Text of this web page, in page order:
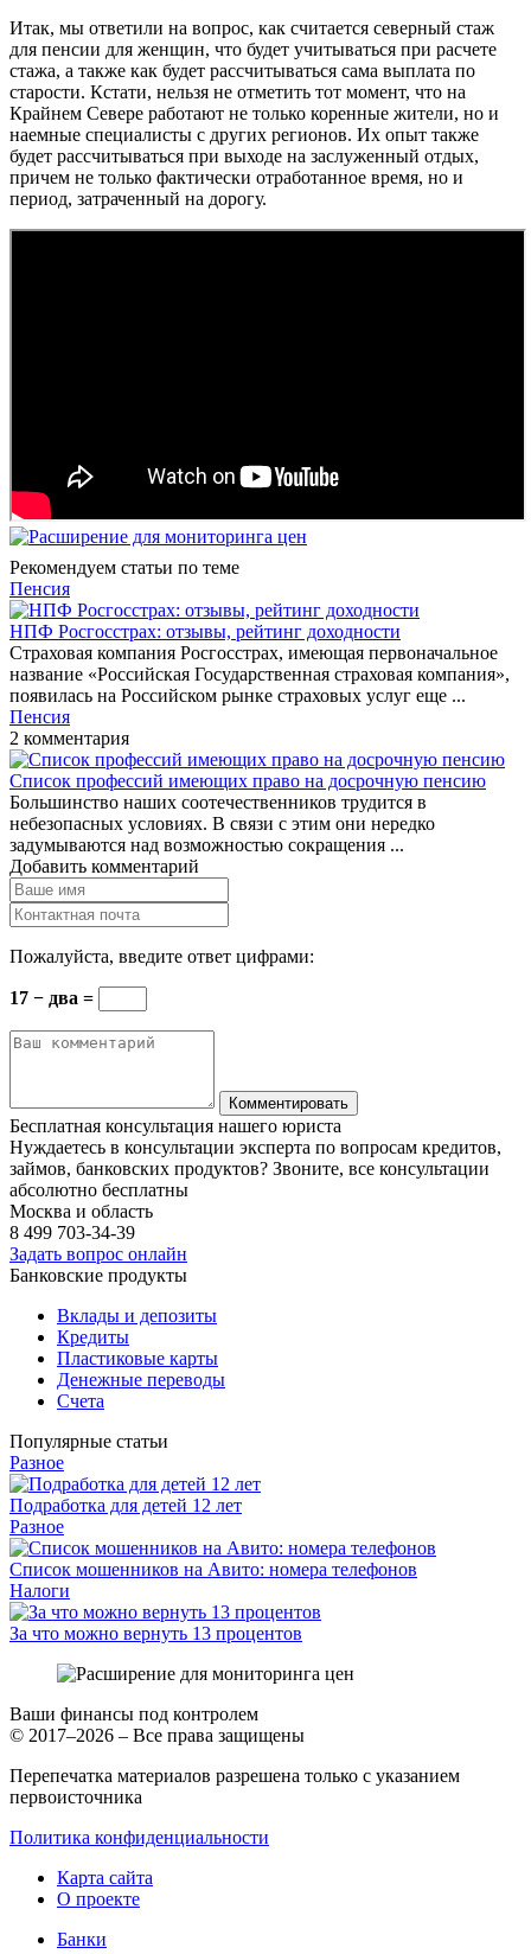
Итак, мы ответили на вопрос, как считается северный стаж
для пенсии для женщин, что будет учитываться при расчете
стажа, а также как будет рассчитываться сама выплата по
старости. Кстати, нельзя не отметить тот момент, что на
Крайнем Севере работают не только коренные жители, но и
наемные специалисты с других регионов. Их опыт также
будет рассчитываться при выходе на заслуженный отдых,
причем не только фактически отработанное время, но и
период, затраченный на дорогу.
Рекомендуем статьи по теме
Пенсия
НПФ Росгосстрах: отзывы, рейтинг доходности
Страховая компания Росгосстрах, имеющая первоначальное
название «Российская Государственная страховая компания»,
появилась на Российском рынке страховых услуг еще ...
Пенсия
2 комментария
Список профессий имеющих право на досрочную пенсию
Большинство наших соотечественников трудится в
небезопасных условиях. В связи с этим они нередко
задумываются над возможностью сокращения ...
Добавить комментарий
Пожалуйста, введите ответ цифрами:
17 − два =
Бесплатная консультация нашего юриста
Нуждаетесь в консультации эксперта по вопросам кредитов,
займов, банковских продуктов? Звоните, все консультации
абсолютно бесплатны
Москва и область
8 499 703-34-39
Задать вопрос онлайн
Банковские продукты
Вклады и депозиты
Кредиты
Пластиковые карты
Денежные переводы
Счета
Популярные статьи
Разное
Подработка для детей 12 лет
Разное
Список мошенников на Авито: номера телефонов
Налоги
За что можно вернуть 13 процентов
Ваши финансы под контролем
© 2017–2026 – Все права защищены
Перепечатка материалов разрешена только с указанием
первоисточника
Политика конфиденциальности
Карта сайта
О проекте
Банки